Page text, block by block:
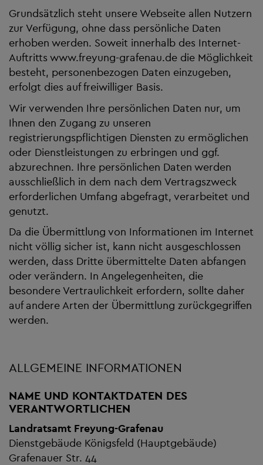
Grundsätzlich steht unsere Webseite allen Nutzern
zur Verfügung, ohne dass persönliche Daten
erhoben werden. Soweit innerhalb des Internet-
Auftritts www.freyung-grafenau.de die Möglichkeit
besteht, personenbezogen Daten einzugeben,
erfolgt dies auf freiwilliger Basis.
Wir verwenden Ihre persönlichen Daten nur, um
Ihnen den Zugang zu unseren
registrierungspflichtigen Diensten zu ermöglichen
oder Dienstleistungen zu erbringen und ggf.
abzurechnen. Ihre persönlichen Daten werden
ausschließlich in dem nach dem Vertragszweck
erforderlichen Umfang abgefragt, verarbeitet und
genutzt.
Da die Übermittlung von Informationen im Internet
nicht völlig sicher ist, kann nicht ausgeschlossen
werden, dass Dritte übermittelte Daten abfangen
oder verändern. In Angelegenheiten, die
besondere Vertraulichkeit erfordern, sollte daher
auf andere Arten der Übermittlung zurückgegriffen
werden.
ALLGEMEINE INFORMATIONEN
NAME UND KONTAKTDATEN DES
VERANTWORTLICHEN
Landratsamt Freyung-Grafenau
Dienstgebäude Königsfeld (Hauptgebäude)
Grafenauer Str. 44